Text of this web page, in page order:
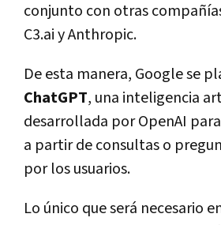
conjunto con otras
C3.ai y Anthropic.
De esta manera, Google se
ChatGPT, una inteligencia
desarrollada por OpenAI
a partir de consultas o
por los usuarios.
Lo único que será necesario